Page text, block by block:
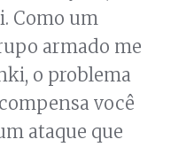
Como um
armado me
o problema
você
ataque que